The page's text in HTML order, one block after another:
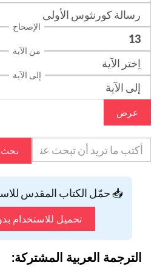
الإصحاح
من الآية
إلى الآية
عرض
بحث
📥 حمّل الكتاب المقدس
تحميل للاستخدام
الترجمة العربية المشتركة: